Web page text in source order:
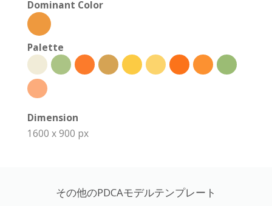
Dominant Color
Palette
Dimension
1600 x 900 px
その他のPDCAモデルテンプレート